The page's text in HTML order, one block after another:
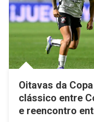
Oitavas da
clássico entre
e reencontro